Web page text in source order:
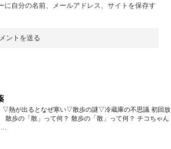
に自分の名前、メールアドレス、サイトを保存す
▽熱が出るとなぜ寒い▽散歩の謎▽冷蔵庫の不思議 初回放
散歩の「散」って何？ 散歩の「散」って何？ チコちゃん
…